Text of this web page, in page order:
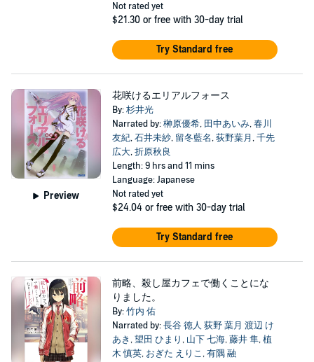
Not rated yet
$21.30 or free with 30-day trial
Try Standard free
Preview
花咲けるエリアルフォース
By:杉井光
Narrated by:榊原優希, 田中あいみ,春川
友紀,石井未紗, 留冬藍名,荻野葉月,千先
広大,折原秋良
Length: 9 hrs and 11 mins
Language: Japanese
Not rated yet
$24.04 or free with 30-day trial
Try Standard free
前略、殺し屋カフェで働くことにな
りました。
By:竹内 佑
Narrated by:長谷 徳人 荻野 葉月 渡辺 け
あき,望田 ひまり, 山下 七海,藤井 隼,植
木 慎英, おぎた えりこ,有隅 融